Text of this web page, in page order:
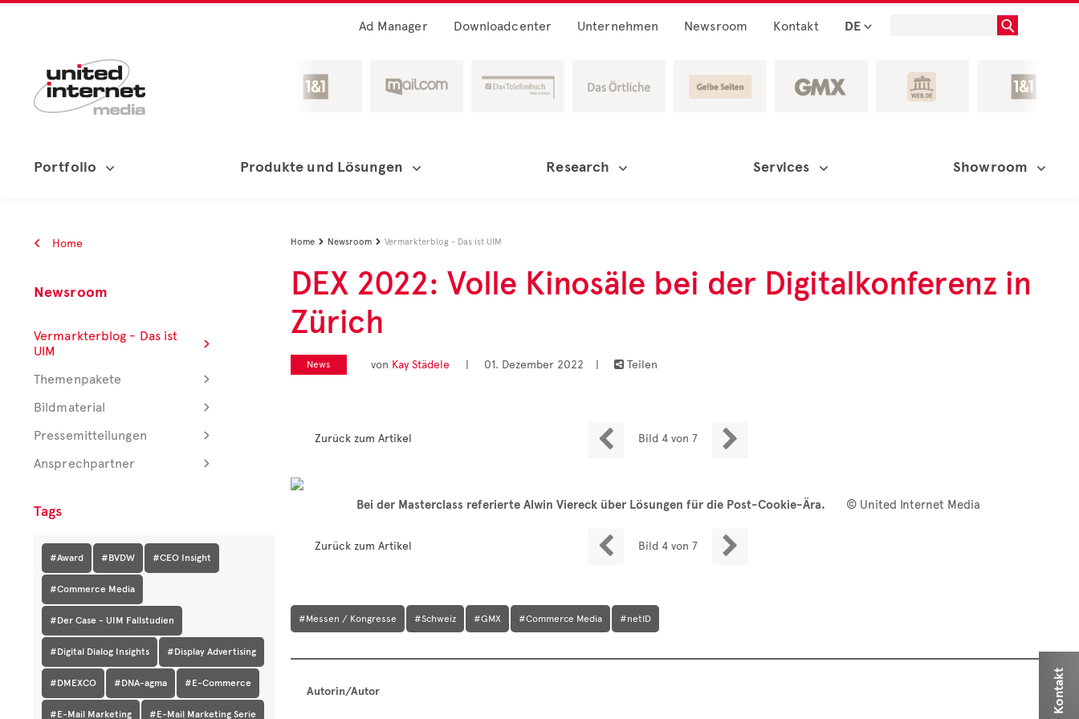
Ad Manager Downloadcenter Unternehmen Newsroom Kontakt DE
Portfolio Produkte und Lösungen Research Services Showroom
Home
Newsroom
Vermarkterblog - Das ist
UIM
Themenpakete
Bildmaterial
Pressemitteilungen
Ansprechpartner
Tags
#Award #BVDW #CEO Insight
#Commerce Media
#Der Case - UIM Fallstudien
#Digital Dialog Insights #Display Advertising
#DMEXCO #DNA-agma #E-Commerce
#E-Mail Marketing #E-Mail Marketing Serie
Home  Newsroom  Vermarkterblog - Das ist UIM
DEX 2022: Volle Kinosäle bei der Digitalkonferenz in
Zürich
News von Kay Städele | 01. Dezember 2022 |  Teilen
Zurück zum Artikel  Bild 4 von 7 
Bei der Masterclass referierte Alwin Viereck über Lösungen für die Post-Cookie-Ära. © United Internet Media
 Bild 4 von 7 
Zurück zum Artikel
#Messen / Kongresse #Schweiz #GMX #Commerce Media #netID
Autorin/Autor Kontakt